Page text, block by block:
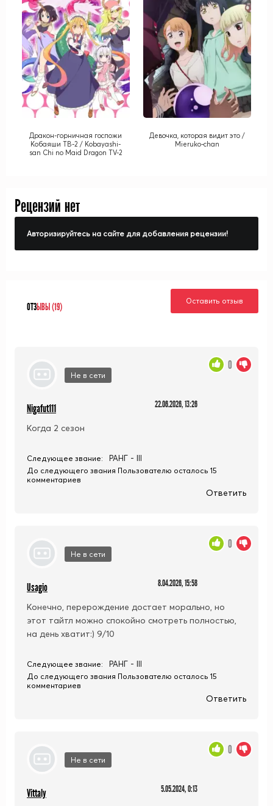
Дракон-горничная госпожи
Кобаяши ТВ-2 / Kobayashi-
san Chi no Maid Dragon TV-2
Девочка, которая видит это /
Mieruko-chan
Рецензий нет
Авторизируйтесь на сайте для добавления рецензии!
ОТЗЫВЫ (19)
Оставить отзыв
Не в сети
Nigafut111 22.06.2026, 13:26
Когда 2 сезон
0
Следующее звание: РАНГ - III
До следующего звания Пользователю осталось 15
комментариев
Ответить
Не в сети
Usagio 8.04.2026, 15:58
Конечно, перерождение достает морально, но
этот тайтл можно спокойно смотреть полностью,
на день хватит:) 9/10
0
Следующее звание: РАНГ - III
До следующего звания Пользователю осталось 15
комментариев
Ответить
Не в сети
Vittaly 5.05.2024, 0:13
0